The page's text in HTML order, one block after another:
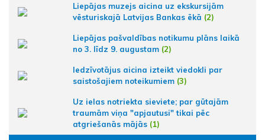
Liepājas muzejs aicina uz ekskursijām
vēsturiskajā Latvijas Bankas ēkā (2)
Liepājas pašvaldības notikumu plāns laikā
no 3. līdz 9. augustam (2)
Iedzīvotājus aicina izteikt viedokli par
saistošajiem noteikumiem (3)
Uz ielas notriekta sieviete; par gūtajām
traumām viņa "apjautusi" tikai pēc
atgriešanās mājās (1)